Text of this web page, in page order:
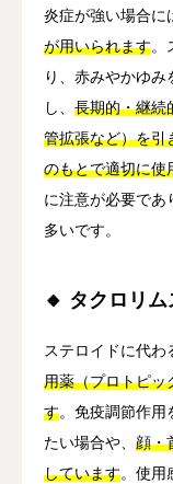
炎症が強い場合に
が用いられます。
り、赤みやかゆ
し、 長期的・継続
管拡張など）を引
のもとで適切に使
に注意が必要であ
多いです。
🔸 タクロリム
ステロイドに代わ
用薬（プロトピッ
す。免疫調節作用
たい場合や、 顔・
しています。使用